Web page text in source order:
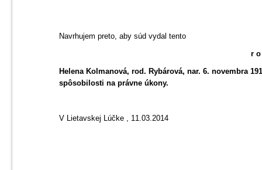
Navrhujem preto, aby súd vydal tento
r
Helena Kolmanová, rod. Rybárová, nar. 6. novembra
spôsobilosti na právne úkony.
V Lietavskej Lúčke , 11.03.2014